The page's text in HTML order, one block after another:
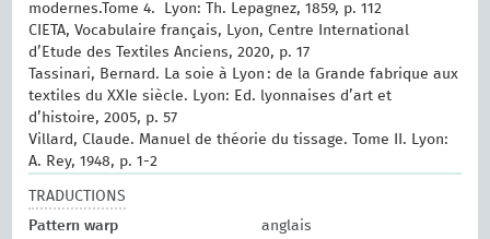
modernes.‎Tome 4. ‎ Lyon: Th. Lepagnez, 1859, p. 112
CIETA, Vocabulaire français, Lyon, Centre International
d’Etude des Textiles Anciens, 2020, p. 17
Tassinari, Bernard. La soie à Lyon : de la Grande fabrique aux
textiles du XXIe siècle. Lyon: Ed. lyonnaises d’art et
d’histoire, 2005, p. 57
Villard, Claude. Manuel de théorie du tissage. Tome II. Lyon:
A. Rey, 1948, p. 1-2
TRADUCTIONS
Pattern warp
anglais